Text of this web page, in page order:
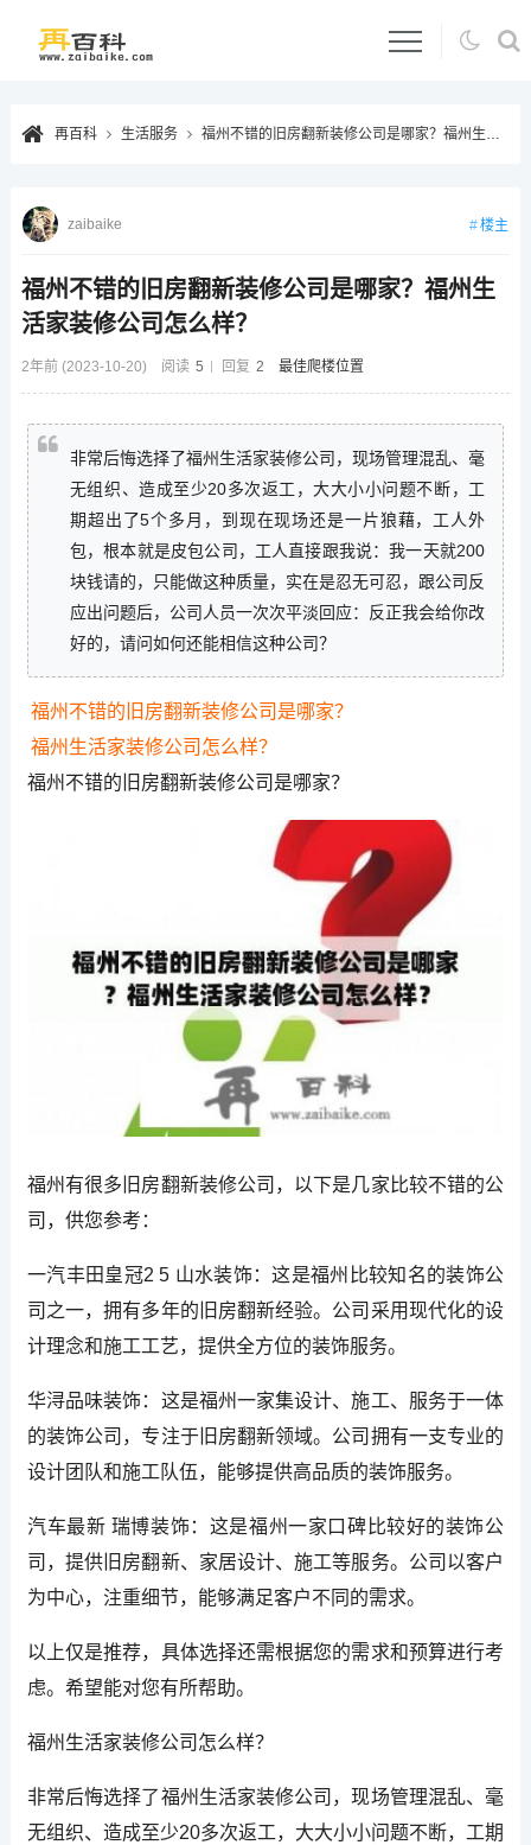
再百科 生活服务 福州不错的旧房翻新装修公司是哪家？福州生活家装修公司怎么样？
福州不错的旧房翻新装修公司是哪家？福州生
活家装修公司怎么样？
2年前 (2023-10-20) 阅读 5 回复 2 最佳爬楼位置
zaibaike 楼主
非常后悔选择了福州生活家装修公司，现场管理混乱、毫
无组织、造成至少20多次返工，大大小小问题不断，工
期超出了5个多月，到现在现场还是一片狼藉，工人外
包，根本就是皮包公司，工人直接跟我说：我一天就200
块钱请的，只能做这种质量，实在是忍无可忍，跟公司反
应出问题后，公司人员一次次平淡回应：反正我会给你改
好的，请问如何还能相信这种公司？
福州不错的旧房翻新装修公司是哪家？
福州生活家装修公司怎么样？
福州不错的旧房翻新装修公司是哪家？
福州有很多旧房翻新装修公司，以下是几家比较不错的公
司，供您参考：
一汽丰田皇冠2 5 山水装饰：这是福州比较知名的装饰公
司之一，拥有多年的旧房翻新经验。公司采用现代化的设
计理念和施工工艺，提供全方位的装饰服务。
华浔品味装饰：这是福州一家集设计、施工、服务于一体
的装饰公司，专注于旧房翻新领域。公司拥有一支专业的
设计团队和施工队伍，能够提供高品质的装饰服务。
汽车最新 瑞博装饰：这是福州一家口碑比较好的装饰公
司，提供旧房翻新、家居设计、施工等服务。公司以客户
为中心，注重细节，能够满足客户不同的需求。
以上仅是推荐，具体选择还需根据您的需求和预算进行考
虑。希望能对您有所帮助。
福州生活家装修公司怎么样？
非常后悔选择了福州生活家装修公司，现场管理混乱、毫
无组织、造成至少20多次返工，大大小小问题不断，工期